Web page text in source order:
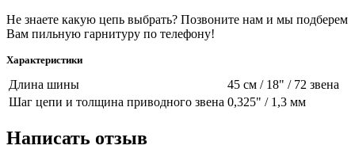
Не знаете какую цепь выбрать? Позвоните нам и мы подберем
Вам пильную гарнитуру по телефону!
Характеристики
Длина шины
45 см / 18" / 72 звена
Шаг цепи и толщина приводного звена 0,325" / 1,3 мм
Написать отзыв